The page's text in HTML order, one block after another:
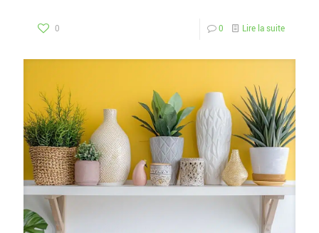
0 0 Lire la suite